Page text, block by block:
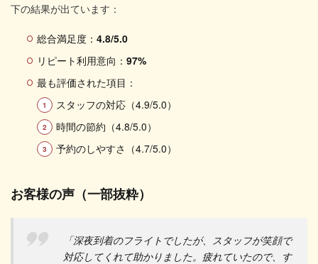
下の結果が出ています：
総合満足度： 4.8/5.0
リピート利用意向： 97%
最も評価された項目：
スタッフの対応（4.9/5.0）
時間の節約（4.8/5.0）
予約のしやすさ（4.7/5.0）
お客様の声（一部抜粋）
「深夜到着のフライトでしたが、スタッフが笑顔で
対応してくれて助かりました。疲れていたので、す